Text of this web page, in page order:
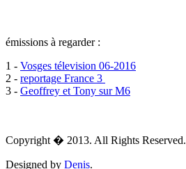
émissions à regarder :
1 - Vosges télevision 06-2016
2 - reportage France 3
3 - Geoffrey et Tony sur M6
Copyright � 2013. All Rights Reserved.
Designed by Denis.